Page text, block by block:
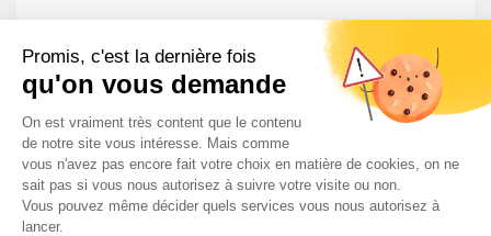
Promis, c'est la dernière fois
qu'on vous demande
Plateforme de Gestion du
On est vraiment très content que le contenu
de notre site vous intéresse. Mais comme
vous n'avez pas encore fait votre choix en matière de cookies, on ne
sait pas si vous nous autorisez à suivre votre visite ou non.
Vous pouvez même décider quels services vous nous autorisez à
lancer.
350 H EN CENTRE 886H EN ENTREPRISE
LIEUX DE FORMATIONS
Vatry
PRÉREQUIS
avoir 16 ans ou 15 ans sortie de troisième
Être mobile (de préférence)
Maîtrise de la langue française et des opérations de calcul de